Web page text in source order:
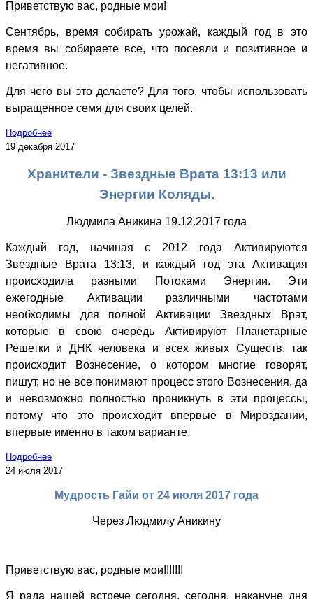
Приветствую вас, родные мои!
Сентябрь, время собирать урожай, каждый год в это
время вы собираете все, что посеяли и позитивное и
негативное.
Для чего вы это делаете? Для того, чтобы использовать
выращенное семя для своих целей.
Подробнее
19 декабря 2017
Хранители - Звездные Врата 13:13 или
Энергии Коляды.
Людмила Аникина 19.12.2017 года
Каждый год, начиная с 2012 года Активируются
Звездные Врата 13:13, и каждый год эта Активация
происходила разными Потоками Энергии. Эти
ежегодные Активации различными частотами
необходимы для полной Активации Звездных Врат,
которые в свою очередь Активируют Планетарные
Решетки и ДНК человека и всех живых Существ, так
происходит Вознесение, о котором многие говорят,
пишут, но не все понимают процесс этого Вознесения, да
и невозможно полностью проникнуть в эти процессы,
потому что это происходит впервые в Мироздании,
впервые именно в таком варианте.
Подробнее
24 июля 2017
Мудрость Гайи от 24 июля 2017 года
Через Людмилу Аникину
Приветствую вас, родные мои!!!!!!!
Я рада нашей встрече сегодня, сегодня, накануне дня